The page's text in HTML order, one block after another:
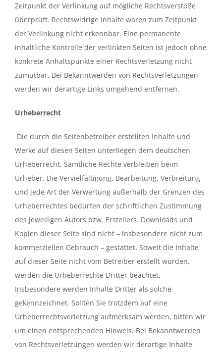
Zeitpunkt der Verlinkung auf mögliche Rechtsverstöße
überprüft. Rechtswidrige Inhalte waren zum Zeitpunkt
der Verlinkung nicht erkennbar. Eine permanente
inhaltliche Kontrolle der verlinkten Seiten ist jedoch ohne
konkrete Anhaltspunkte einer Rechtsverletzung nicht
zumutbar. Bei Bekanntwerden von Rechtsverletzungen
werden wir derartige Links umgehend entfernen.
Urheberrecht
Die durch die Seitenbetreiber erstellten Inhalte und
Werke auf diesen Seiten unterliegen dem deutschen
Urheberrecht. Sämtliche Rechte verbleiben beim
Urheber. Die Vervielfältigung, Bearbeitung, Verbreitung
und jede Art der Verwertung außerhalb der Grenzen des
Urheberrechtes bedürfen der schriftlichen Zustimmung
des jeweiligen Autors bzw. Erstellers. Downloads und
Kopien dieser Seite sind nicht – insbesondere nicht zum
kommerziellen Gebrauch – gestattet. Soweit die Inhalte
auf dieser Seite nicht vom Betreiber erstellt wurden,
werden die Urheberrechte Dritter beachtet.
Insbesondere werden Inhalte Dritter als solche
gekennzeichnet. Sollten Sie trotzdem auf eine
Urheberrechtsverletzung aufmerksam werden, bitten wir
um einen entsprechenden Hinweis. Bei Bekanntwerden
von Rechtsverletzungen werden wir derartige Inhalte